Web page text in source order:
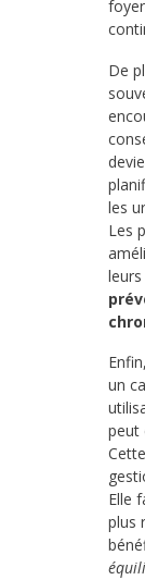
De
les
Les
un
peut
Elle
plus